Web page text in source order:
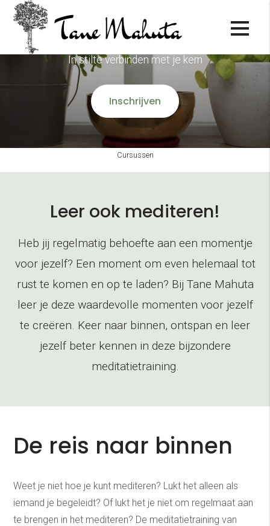
Meditatietraining
In stilte verbinden met je kern
Inschrijven
Cursussen
Leer ook mediteren!
Heb jij regelmatig behoefte aan een momentje
voor jezelf? Een moment om even helemaal tot
rust te komen en op te laden? Bij Tane Mahuta
leer je deze waardevolle momenten voor jezelf
te creëren. Keer naar binnen, ontspan en leer
jezelf beter kennen in deze bijzondere
meditatietraining.
De reis naar binnen
Weet je niet hoe je kunt mediteren? Lukt het alleen als
iemand je begeleidt? Of lukt het je niet om regelmaat aan
te brengen in het mediteren? De meditatietraining van